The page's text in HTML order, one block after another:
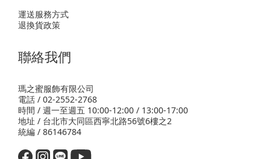
運送服務方式
退換貨政策
聯絡我們
瑪之蜜服飾有限公司
電話 / 02-2552-2768
時間 / 週一至週五 10:00-12:00 / 13:00-17:00
地址 / 台北市大同區西寧北路56號6樓之2
統編 / 86146784